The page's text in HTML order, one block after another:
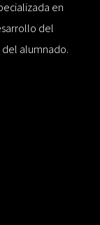
en
del
alumnado.